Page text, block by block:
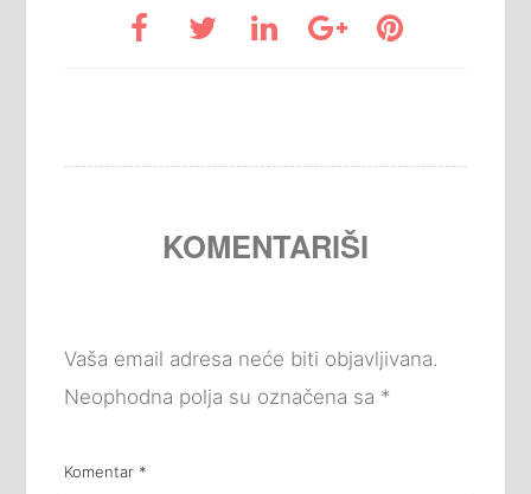
KOMENTARIŠI
Vaša email adresa neće biti objavljivana.
Neophodna polja su označena sa *
Komentar *